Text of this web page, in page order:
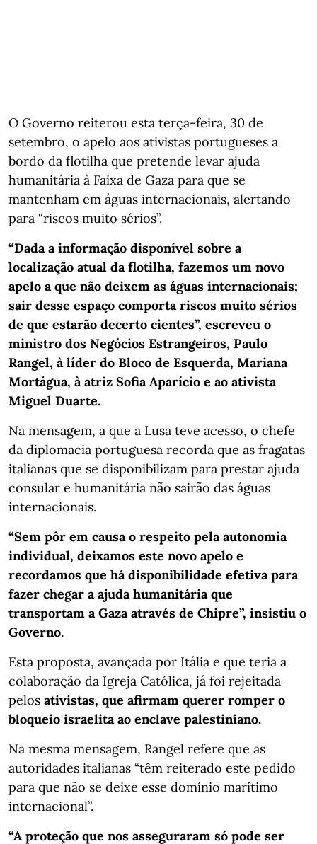
O Governo reiterou esta terça-feira, 30 de
setembro, o apelo aos ativistas portugueses a
bordo da flotilha que pretende levar ajuda
humanitária à Faixa de Gaza para que se
mantenham em águas internacionais, alertando
para “riscos muito sérios”.
“Dada a informação disponível sobre a
localização atual da flotilha, fazemos um novo
apelo a que não deixem as águas internacionais;
sair desse espaço comporta riscos muito sérios
de que estarão decerto cientes”, escreveu o
ministro dos Negócios Estrangeiros, Paulo
Rangel, à líder do Bloco de Esquerda, Mariana
Mortágua, à atriz Sofia Aparício e ao ativista
Miguel Duarte.
Na mensagem, a que a Lusa teve acesso, o chefe
da diplomacia portuguesa recorda que as fragatas
italianas que se disponibilizam para prestar ajuda
consular e humanitária não sairão das águas
internacionais.
“Sem pôr em causa o respeito pela autonomia
individual, deixamos este novo apelo e
recordamos que há disponibilidade efetiva para
fazer chegar a ajuda humanitária que
transportam a Gaza através de Chipre”, insistiu o
Governo.
Esta proposta, avançada por Itália e que teria a
colaboração da Igreja Católica, já foi rejeitada
pelos ativistas, que afirmam querer romper o
bloqueio israelita ao enclave palestiniano.
Na mesma mensagem, Rangel refere que as
autoridades italianas “têm reiterado este pedido
para que não se deixe esse domínio marítimo
internacional”.
“A proteção que nos asseguraram só pode ser